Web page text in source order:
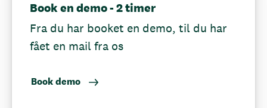
Book en demo - 2 timer
Fra du har booket en demo, til du har
fået en mail fra os
Book demo